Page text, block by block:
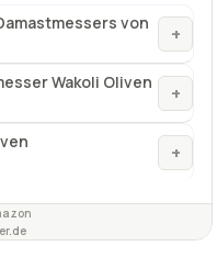
von
+
Wakoli Oliven
+
+